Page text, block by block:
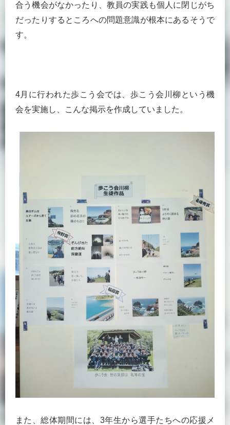
合う機会がなかったり、教員の実践も個人に閉じがち
だったりするところへの問題意識が根本にあるそうで
す。
4月に行われた歩こう会では、歩こう会川柳という機
会を実施し、こんな掲示を作成していました。
また、総体期間には、3年生から選手たちへの応援メ